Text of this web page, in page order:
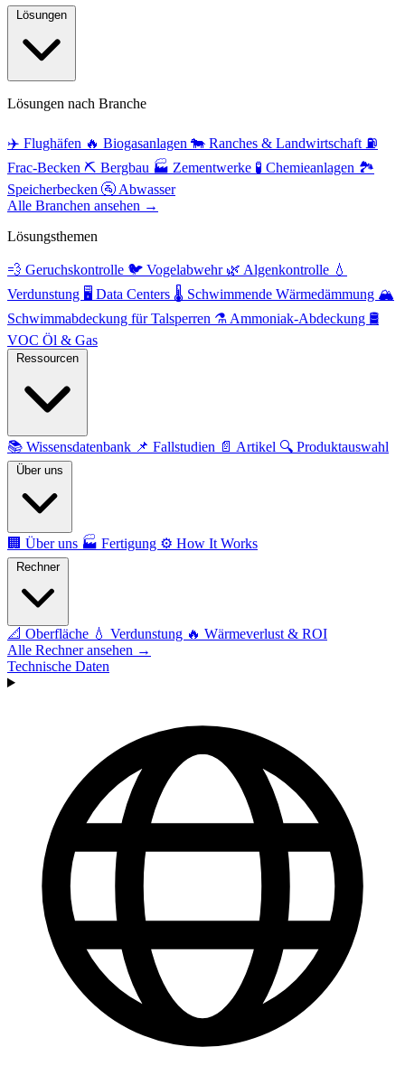
Lösungen nach Branche
✈️ Flughäfen 🔥 Biogasanlagen 🐄 Ranches & Landwirtschaft ⛽
Frac-Becken ⛏️ Bergbau 🏭 Zementwerke 🧪 Chemieanlagen 🏞️
Speicherbecken 🚰 Abwasser
Alle Branchen ansehen →
Lösungsthemen
💨 Geruchskontrolle 🐦 Vogelabwehr 🌿 Algenkontrolle 💧
Verdunstung 🖥️ Data Centers 🌡️ Schwimmende Wärmedämmung 🏔️
Schwimmabdeckung für Talsperren ⚗️ Ammoniak-Abdeckung 🛢️
VOC Öl & Gas
📚 Wissensdatenbank 📌 Fallstudien 📄 Artikel 🔍 Produktauswahl
🏢 Über uns 🏭 Fertigung ⚙️ How It Works
Rechner
📐 Oberfläche 💧 Verdunstung 🔥 Wärmeverlust & ROI
Alle Rechner ansehen →
Technische Daten